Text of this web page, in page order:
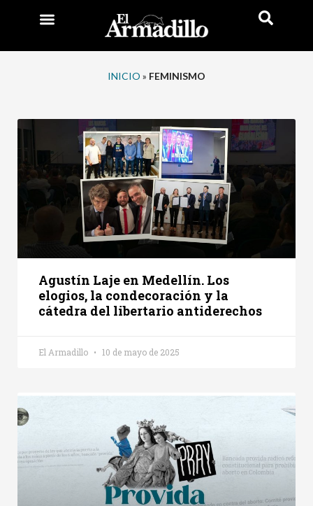
INICIO » FEMINISMO
Agustín Laje en Medellín. Los
elogios, la condecoración y la
cátedra del libertario antiderechos
El Armadillo 10 de mayo de 2025